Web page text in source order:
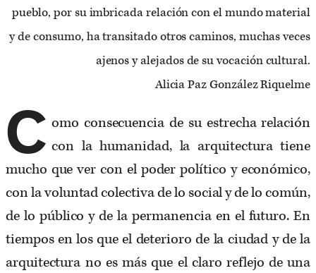
pueblo, por su imbricada relación con el mundo material
y de consumo, ha transitado otros caminos, muchas veces
ajenos y alejados de su vocación cultural.
Alicia Paz González Riquelme
C omo consecuencia de su estrecha relación
con la humanidad, la arquitectura tiene
mucho que ver con el poder político y económico,
con la voluntad colectiva de lo social y de lo común,
de lo público y de la permanencia en el futuro. En
tiempos en los que el deterioro de la ciudad y de la
arquitectura no es más que el claro reflejo de una